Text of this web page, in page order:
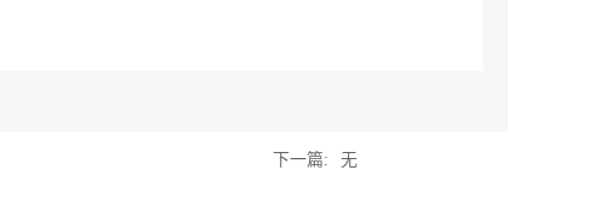
下一篇: 无